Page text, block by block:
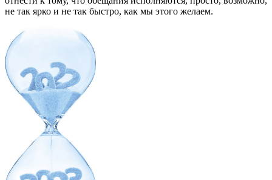
не так ярко и не так быстро, как мы этого желаем.